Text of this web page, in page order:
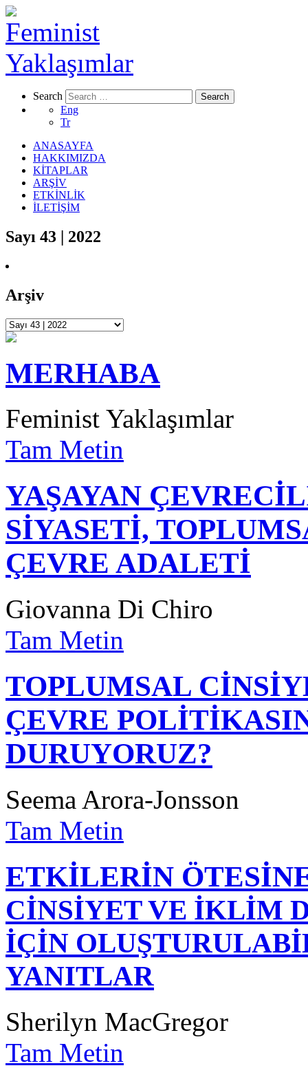
Search
Eng
Tr
ANASAYFA
HAKKIMIZDA
KİTAPLAR
ARŞİV
ETKİNLİK
İLETİŞİM
Sayı 43 | 2022
Arşiv
MERHABA
Feminist Yaklaşımlar
Tam Metin
YAŞAYAN
SİYASETİ,
ÇEVRE ADALETİ
Giovanna Di Chiro
Tam Metin
TOPLUMSAL
ÇEVRE
DURUYORUZ?
Seema Arora-Jonsson
Tam Metin
ETKİLERİN
CİNSİYET VE İKLİM
İÇİN
YANITLAR
Sherilyn MacGregor
Tam Metin